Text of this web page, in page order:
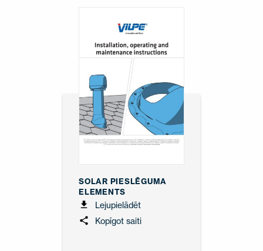
SOLAR PIESLĒGUMA
ELEMENTS
Lejupielādēt
Kopīgot saiti